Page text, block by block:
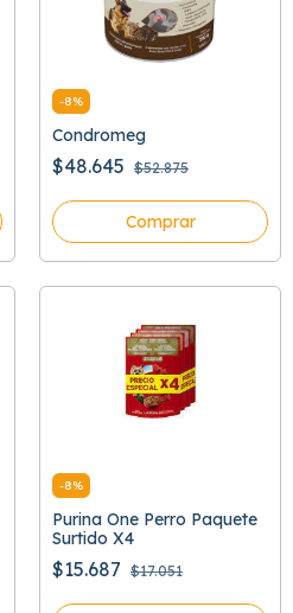
-8%
Condromeg
$48.645 $52.875
Comprar
-8%
Purina One Perro Paquete
Surtido X4
$15.687 $17.051